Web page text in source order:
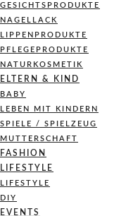
GESICHTSPRODUKTE
NAGELLACK
LIPPENPRODUKTE
PFLEGEPRODUKTE
NATURKOSMETIK
ELTERN & KIND
BABY
LEBEN MIT KINDERN
SPIELE / SPIELZEUG
MUTTERSCHAFT
FASHION
LIFESTYLE
LIFESTYLE
DIY
EVENTS